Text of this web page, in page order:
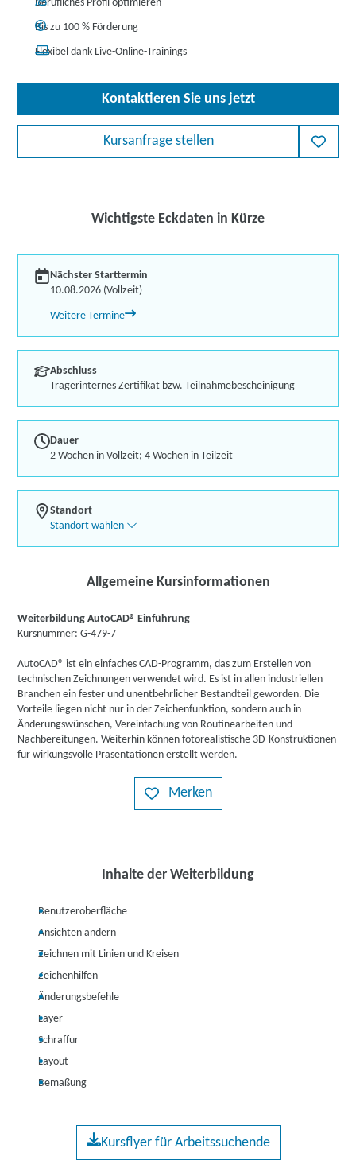
Berufliches Profil optimieren
Bis zu 100 % Förderung
Flexibel dank Live-Online-Trainings
Kontaktieren Sie uns jetzt
Kursanfrage stellen
Wichtigste Eckdaten in Kürze
Nächster Starttermin
10.08.2026 (Vollzeit)
Weitere Termine
Abschluss
Trägerinternes Zertifikat bzw. Teilnahmebescheinigung
Dauer
2 Wochen in Vollzeit; 4 Wochen in Teilzeit
Standort
Standort wählen
Allgemeine Kursinformationen
Weiterbildung AutoCAD® Einführung
Kursnummer: G-479-7
AutoCAD® ist ein einfaches CAD-Programm, das zum Erstellen von
technischen Zeichnungen verwendet wird. Es ist in allen industriellen
Branchen ein fester und unentbehrlicher Bestandteil geworden. Die
Vorteile liegen nicht nur in der Zeichenfunktion, sondern auch in
Änderungswünschen, Vereinfachung von Routinearbeiten und
Nachbereitungen. Weiterhin können fotorealistische 3D-Konstruktionen
für wirkungsvolle Präsentationen erstellt werden.
Merken
Inhalte der Weiterbildung
Benutzeroberfläche
Ansichten ändern
Zeichnen mit Linien und Kreisen
Zeichenhilfen
Änderungsbefehle
Layer
Schraffur
Layout
Bemaßung
Kursflyer für Arbeitssuchende